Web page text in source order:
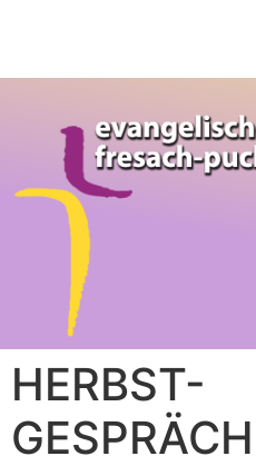
HERBST-